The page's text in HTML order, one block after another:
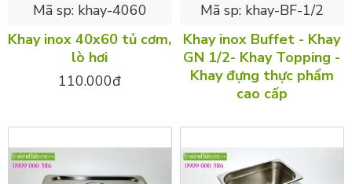
Mã sp: khay-4060
Khay inox 40x60 tủ cơm,
lò hơi
110.000đ
Mã sp: khay-BF-1/2
Khay inox Buffet - Khay
GN 1/2- Khay Topping -
Khay đựng thực phẩm
cao cấp